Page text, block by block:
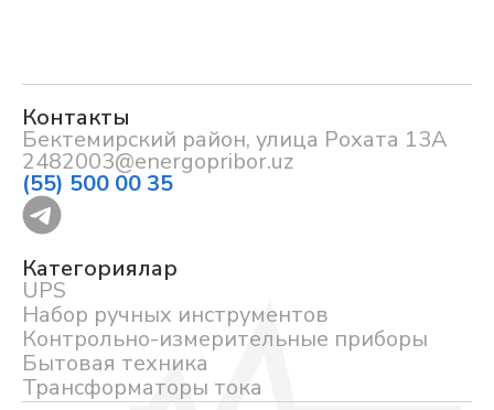
Контакты
Бектемирский район, улица Рохата 13А
2482003@energopribor.uz
(55) 500 00 35
Категориялар
UPS
Набор ручных инструментов
Контрольно-измерительные приборы
Бытовая техника
Трансформаторы тока